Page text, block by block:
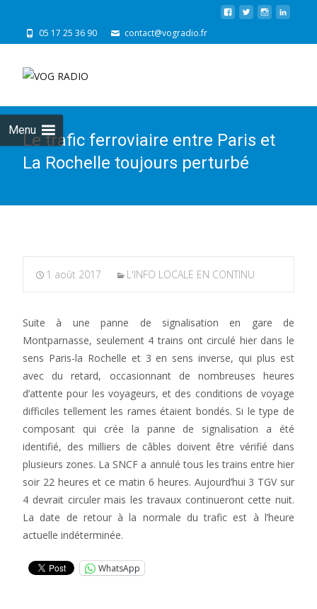
05 17 25 36 90 contact@vogradio.fr
Menu
Le trafic ferroviaire entre Paris et
La Rochelle toujours perturbé
1 août 2017 L'INFO LOCALE EN CONTINU
Suite à une panne de signalisation en gare de
Montparnasse, seulement 4 trains ont circulé hier dans le
sens Paris-la Rochelle et 3 en sens inverse, qui plus est
avec du retard, occasionnant de nombreuses heures
d’attente pour les voyageurs, et des conditions de voyage
difficiles tellement les rames étaient bondés. Si le type de
composant qui crée la panne de signalisation a été
identifié, des milliers de câbles doivent être vérifié dans
plusieurs zones. La SNCF a annulé tous les trains entre hier
soir 22 heures et ce matin 6 heures. Aujourd’hui 3 TGV sur
4 devrait circuler mais les travaux continueront cette nuit.
La date de retour à la normale du trafic est à l’heure
actuelle indéterminée.
WhatsApp